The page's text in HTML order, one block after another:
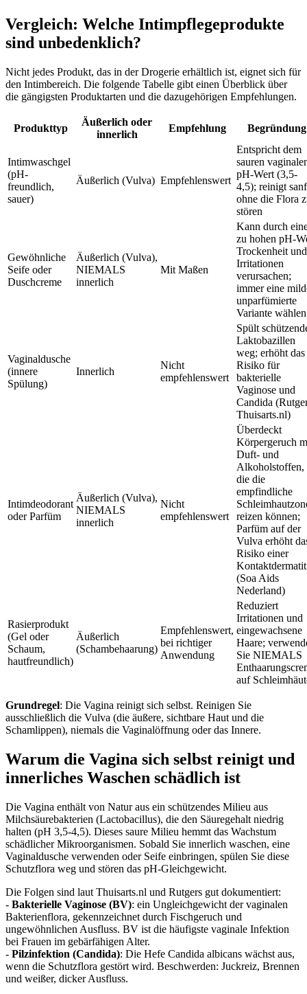
Vergleich: Welche Intimpflegeprodukte
sind unbedenklich?
Nicht jedes Produkt, das in der Drogerie erhältlich ist, eignet sich für
den Intimbereich. Die folgende Tabelle gibt einen Überblick über
die gängigsten Produktarten und die dazugehörigen Empfehlungen.
Produkttyp
Äußerlich oder
innerlich
Empfehlung Begründung
Intimwaschgel
(pH-
freundlich,
sauer)
Äußerlich (Vulva) Empfehlenswert
Entspricht dem
sauren
pH-Wert (3,5-
4,5); reinigt
ohne die Flora
stören
Gewöhnliche
Seife oder
Duschcreme
Äußerlich (Vulva),
NIEMALS
innerlich
Mit Maßen
Kann durch
zu hohen pH-
Trockenheit und
Irritationen
verursachen;
immer eine
unparfümierte
Variante wählen
Vaginaldusche
(innere
Spülung)
Innerlich
Nicht
empfehlenswert
Spült
Laktobazillen
weg; erhöht das
Risiko für
bakterielle
Vaginose und
Candida
Thuisarts.nl)
Intimdeodorant
oder Parfüm
Äußerlich (Vulva),
NIEMALS
innerlich
Nicht
empfehlenswert
Überdeckt
Körpergeruch
Duft- und
Alkoholstoffen,
die die
empfindliche
reizen können;
Parfüm auf der
Vulva erhöht
Risiko einer
(Soa Aids
Nederland)
Rasierprodukt
(Gel oder
Schaum,
hautfreundlich)
Äußerlich
(Schambehaarung)
Empfehlenswert,
bei richtiger
Anwendung
Reduziert
Irritationen und
eingewachsene
Haare;
Sie NIEMALS
auf
Grundregel: Die Vagina reinigt sich selbst. Reinigen Sie
ausschließlich die Vulva (die äußere, sichtbare Haut und die
Schamlippen), niemals die Vaginalöffnung oder das Innere.
Warum die Vagina sich selbst reinigt und
innerliches Waschen schädlich ist
Die Vagina enthält von Natur aus ein schützendes Milieu aus
Milchsäurebakterien (Lactobacillus), die den Säuregehalt niedrig
halten (pH 3,5-4,5). Dieses saure Milieu hemmt das Wachstum
schädlicher Mikroorganismen. Sobald Sie innerlich waschen, eine
Vaginaldusche verwenden oder Seife einbringen, spülen Sie diese
Schutzflora weg und stören das pH-Gleichgewicht.
Die Folgen sind laut Thuisarts.nl und Rutgers gut dokumentiert:
- Bakterielle Vaginose (BV): ein Ungleichgewicht der vaginalen
Bakterienflora, gekennzeichnet durch Fischgeruch und
ungewöhnlichen Ausfluss. BV ist die häufigste vaginale Infektion
bei Frauen im gebärfähigen Alter.
- Pilzinfektion (Candida): Die Hefe Candida albicans wächst aus,
wenn die Schutzflora gestört wird. Beschwerden: Juckreiz, Brennen
und weißer, dicker Ausfluss.